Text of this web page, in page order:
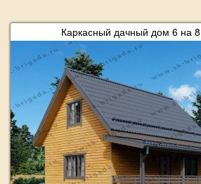
Каркасный дачный дом 6 на